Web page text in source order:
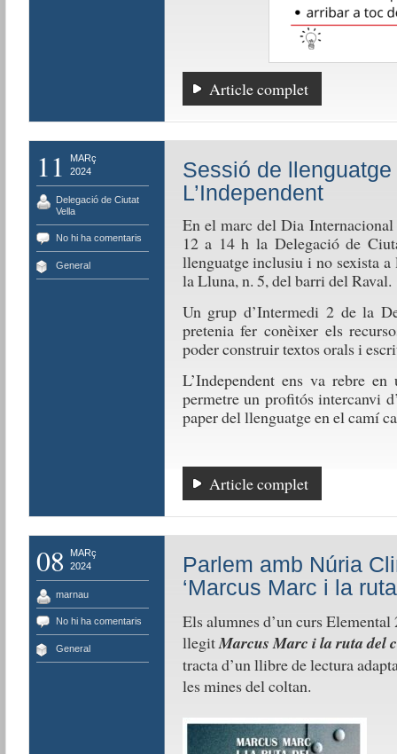
Article complet
11
MARç
2024
Delegació de Ciutat
Vella
No hi ha comentaris
General
Sessió de
L’Independent
En el marc del Dia
12 a 14 h la Delegació de
llenguatge inclusiu i no sexista
la Lluna, n. 5, del barri del Raval.
Un grup d’Intermedi 2 de la
pretenia fer conèixer els
poder construir textos orals i
L’Independent ens va rebre
permetre un profitós intercanvi
paper del llenguatge en el camí
Article complet
08
MARç
2024
marnau
No hi ha comentaris
General
Parlem amb Núria
‘Marcus Marc i la
Els alumnes d’un curs
llegitMarcus Marc i la ruta del
tracta d’un llibre de lectura
les mines del coltan.